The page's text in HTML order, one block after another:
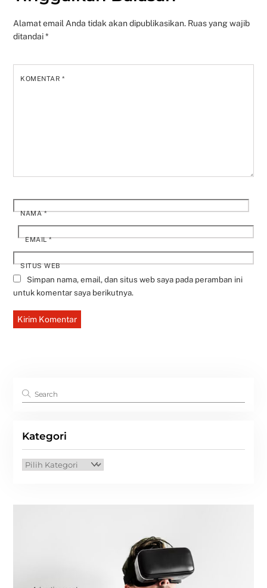
Alamat email Anda tidak akan dipublikasikan. Ruas yang wajib
ditandai*
KOMENTAR*
NAMA*
EMAIL*
SITUS WEB
Simpan nama, email, dan situs web saya pada peramban ini
untuk komentar saya berikutnya.
Kategori
Kategori